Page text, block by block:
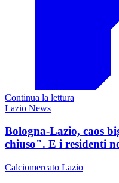
Continua la lettura
Lazio News
Bologna-Lazio, caos
chiuso". E i residenti
Calciomercato Lazio